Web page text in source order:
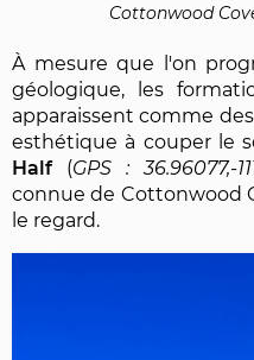
Cottonwood
À mesure que l'on
géologique, les
apparaissent comme
esthétique à couper le
Half( 36.96077,-
connue de Cottonwood
le regard.